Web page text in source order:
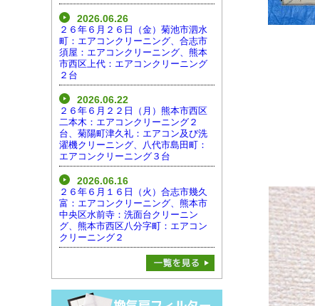
2026.06.26
２６年６月２６日（金）菊池市泗水
町：エアコンクリーニング、合志市
須屋：エアコンクリーニング、熊本
市西区上代：エアコンクリーニング
２台
2026.06.22
２６年６月２２日（月）熊本市西区
二本木：エアコンクリーニング２
台、菊陽町津久礼：エアコン及び洗
濯機クリーニング、八代市島田町：
エアコンクリーニング３台
2026.06.16
２６年６月１６日（火）合志市幾久
富：エアコンクリーニング、熊本市
中央区水前寺：洗面台クリーニン
グ、熊本市西区八分字町：エアコン
クリーニング２